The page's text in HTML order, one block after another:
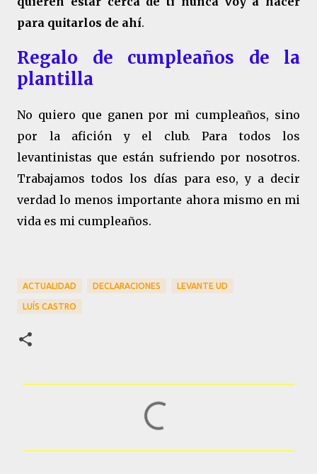
para quitarlos de ahí.
Regalo de cumpleaños de la
plantilla
No quiero que ganen por mi cumpleaños, sino
por la afición y el club. Para todos los
levantinistas que están sufriendo por nosotros.
Trabajamos todos los días para eso, y a decir
verdad lo menos importante ahora mismo en mi
vida es mi cumpleaños.
ACTUALIDAD DECLARACIONES LEVANTE UD
LUÍS CASTRO